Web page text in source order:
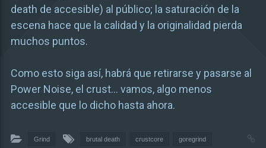
death de accesible) al público; la saturación de la
escena hace que la calidad y la originalidad pierda
muchos puntos.
Como esto siga así, habrá que retirarse y pasarse al
Power Noise, el crust… vamos, algo menos
accesible que lo dicho hasta ahora.
Grind brutal death crustcore goregrind